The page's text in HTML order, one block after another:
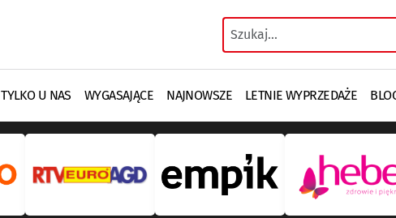
TYLKO U NAS WYGASAJĄCE NAJNOWSZE LETNIE WYPRZEDAŻE